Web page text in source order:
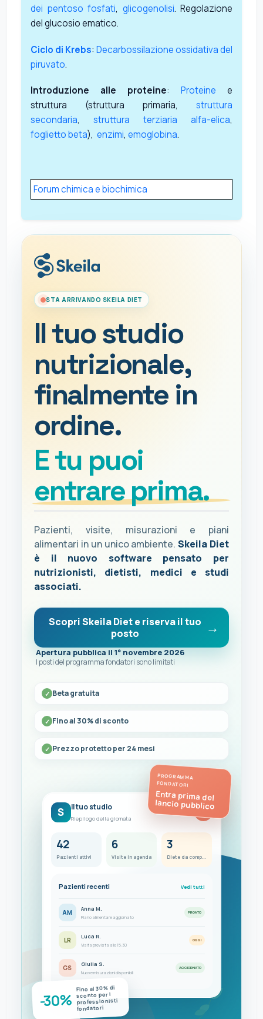
dei pentoso fosfati, glicogenolisi. Regolazione
del glucosio ematico.
Ciclo di Krebs: Decarbossilazione ossidativa del
piruvato.
Introduzione alle proteine: Proteine e
struttura (struttura primaria, struttura
secondaria, struttura terziaria alfa-elica,
foglietto beta), enzimi, emoglobina.
Forum chimica e biochimica
STA ARRIVANDO SKEILA DIET
Il tuo studio
nutrizionale,
finalmente in
ordine.
E tu puoi
entrare prima.
Pazienti, visite, misurazioni e piani
alimentari in un unico ambiente.Skeila Diet
è il nuovo software pensato per
nutrizionisti, dietisti, medici e studi
associati.
Scopri Skeila Diet e riserva il tuo
posto
Apertura pubblica il 1° novembre 2026
I posti del programma fondatori sono limitati
Beta gratuita
Fino al 30% di sconto
Prezzo protetto per 24 mesi
PROGRAMMA
FONDATORI
Entra prima del
lancio pubblico
S Il tuo studio
Riepilogo della giornata
FC
42
Pazienti attivi
6
Visite in agenda
3
Diete da completare
Pazienti recenti Vedi tutti
AM Anna M.
Piano alimentare aggiornato
PRONTO
LR Luca R.
Visita prevista alle 15:30
OGGI
GS Giulia S.
Nuove misurazioni disponibili
AGGIORNATO
-30%
Fino al 30% di
sconto per i
professionisti
fondatori